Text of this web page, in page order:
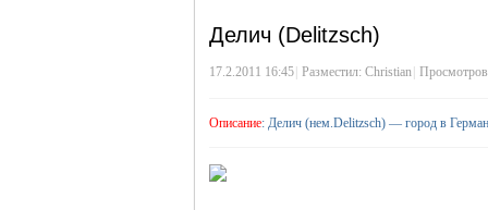
жизнь и
Делич (Delitzsch)
17.2.2011 16:45 Разместил: Christian
Описание: Делич (нем.Delitzsch) — город в